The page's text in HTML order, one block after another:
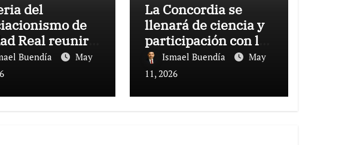
del
de
Real reunirá
colectivos el
sábado
Buendía
May
La Concordia se
llenará de ciencia y
participación con la
Feria de la Ciencia y
la Feria de las
Ismael Buendía
May
11, 2026